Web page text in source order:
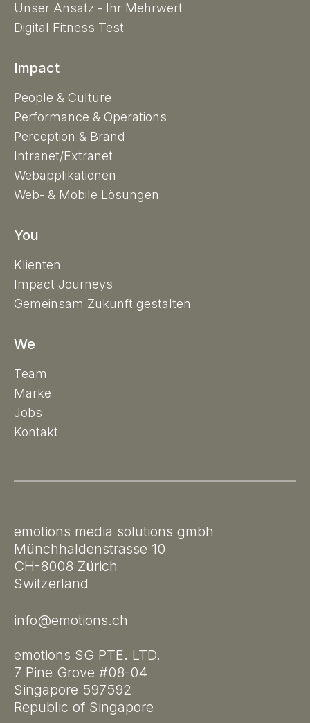
Unser Ansatz - Ihr Mehrwert
Digital Fitness Test
Impact
People & Culture
Performance & Operations
Perception & Brand
Intranet/Extranet
Webapplikationen
Web- & Mobile Lösungen
You
Klienten
Impact Journeys
Gemeinsam Zukunft gestalten
We
Team
Marke
Jobs
Kontakt
emotions media solutions gmbh
Münchhaldenstrasse 10
CH-8008 Zürich
Switzerland
info@emotions.ch
emotions SG PTE. LTD.
7 Pine Grove #08-04
Singapore 597592
Republic of Singapore